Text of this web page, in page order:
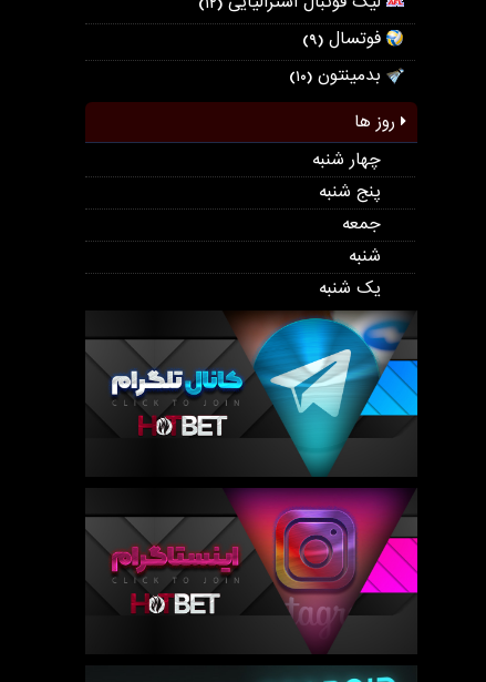
فوتسال (۹)
بدمینتون (۱۰)
روز ها
چهار شنبه
پنج شنبه
جمعه
شنبه
یک شنبه